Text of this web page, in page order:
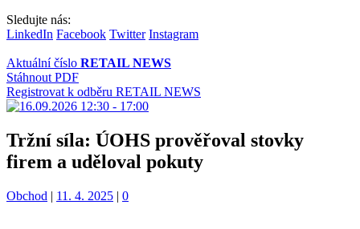
Sledujte nás:
LinkedIn Facebook Twitter Instagram
Aktuální číslo RETAIL NEWS
Stáhnout PDF
Registrovat k odběru RETAIL NEWS
Tržní síla: ÚOHS prověřoval stovky
firem a uděloval pokuty
Kategorie:
Obchod | 11. 4. 2025 | 0